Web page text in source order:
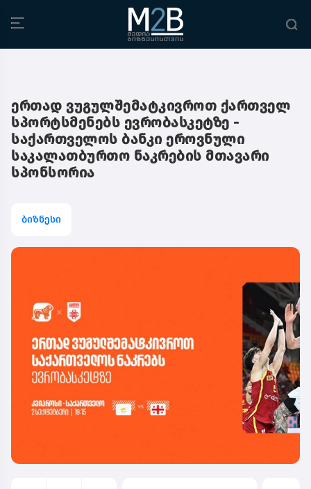
ერთად ვუგულშემატკივროთ ქართველ
სპორტსმენებს ევრობასკეტზე -
საქართველოს ბანკი ეროვნული
საკალათბურთო ნაკრების მთავარი
სპონსორია
ბიზნესი